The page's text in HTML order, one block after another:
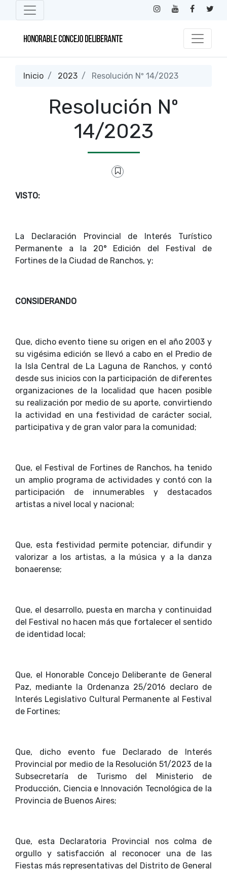
Inicio 2023 Resolución Nº 14/2023
Resolución Nº
14/2023
VISTO:
La Declaración Provincial de Interés Turístico
Permanente a la 20° Edición del Festival de
Fortines de la Ciudad de Ranchos, y;
CONSIDERANDO
Que, dicho evento tiene su origen en el año 2003 y
su vigésima edición se llevó a cabo en el Predio de
la Isla Central de La Laguna de Ranchos, y contó
desde sus inicios con la participación de diferentes
organizaciones de la localidad que hacen posible
su realización por medio de su aporte, convirtiendo
la actividad en una festividad de carácter social,
participativa y de gran valor para la comunidad;
Que, el Festival de Fortines de Ranchos, ha tenido
un amplio programa de actividades y contó con la
participación de innumerables y destacados
artistas a nivel local y nacional;
Que, esta festividad permite potenciar, difundir y
valorizar a los artistas, a la música y a la danza
bonaerense;
Que, el desarrollo, puesta en marcha y continuidad
del Festival no hacen más que fortalecer el sentido
de identidad local;
Que, el Honorable Concejo Deliberante de General
Paz, mediante la Ordenanza 25/2016 declaro de
Interés Legislativo Cultural Permanente al Festival
de Fortines;
Que, dicho evento fue Declarado de Interés
Provincial por medio de la Resolución 51/2023 de la
Subsecretaría de Turismo del Ministerio de
Producción, Ciencia e Innovación Tecnológica de la
Provincia de Buenos Aires;
Que, esta Declaratoria Provincial nos colma de
orgullo y satisfacción al reconocer una de las
Fiestas más representativas del Distrito de General